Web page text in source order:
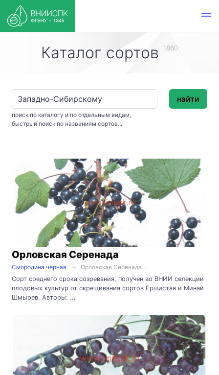
Каталог сортов 1860
поиск по каталогу и по отдельным видам,
быстрый поиск по названиям сортов...
найти
Орловская Серенада
Смородина черная
Орловская Серенада...
Сорт среднего срока созревания, получен во ВНИИ селекции
плодовых культур от скрещивания сортов Ершистая и Минай
Шмырев. Авторы: ...